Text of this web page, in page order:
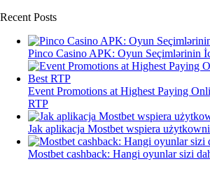
Recent Posts
Pinco Casino APK: Oyun Seçimlərinin
Event Promotions at Highest Paying
RTP
Jak aplikacja Mostbet wspiera
Mostbet cashback: Hangi oyunlar sizi